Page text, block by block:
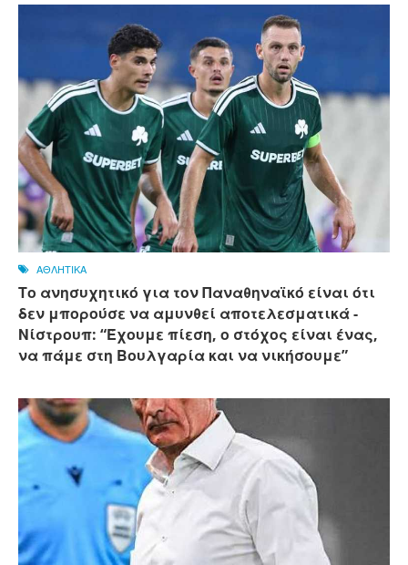
ΑΘΛΗΤΙΚΑ
Το ανησυχητικό για τον Παναθηναϊκό είναι ότι
δεν μπορούσε να αμυνθεί αποτελεσματικά -
Νίστρουπ: “Έχουμε πίεση, ο στόχος είναι ένας,
να πάμε στη Βουλγαρία και να νικήσουμε”